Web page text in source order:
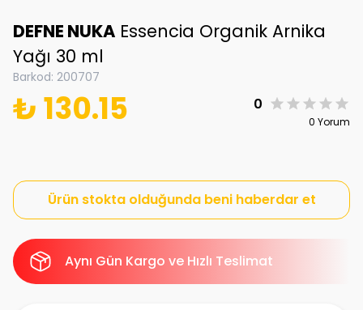
DEFNE NUKA Essencia Organik Arnika
Yağı 30 ml
Barkod: 200707
₺ 130.15 0
0 Yorum
Ürün stokta olduğunda beni haberdar et
Aynı Gün Kargo ve Hızlı Teslimat